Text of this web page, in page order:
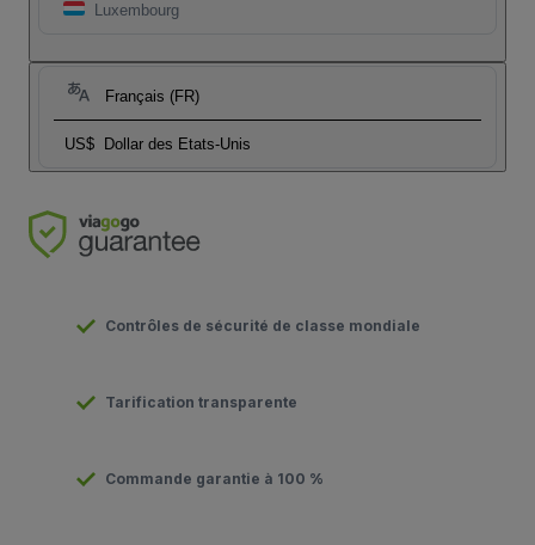
Luxembourg
Français (FR)
US$ Dollar des Etats-Unis
Contrôles de sécurité de classe mondiale
Tarification transparente
Commande garantie à 100 %